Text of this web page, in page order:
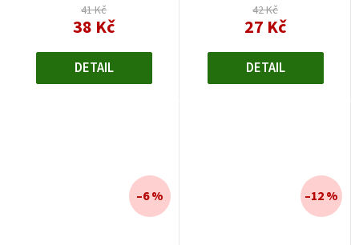
41 Kč
38 Kč
DETAIL
42 Kč
27 Kč
DETAIL
–6 % –12 %